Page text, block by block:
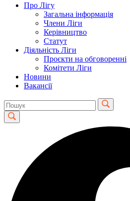
Про Лігу
Загальна інформація
Члени Ліги
Керівництво
Статут
Діяльність Ліги
Проєкти на обговоренні
Комітети Ліги
Новини
Вакансії